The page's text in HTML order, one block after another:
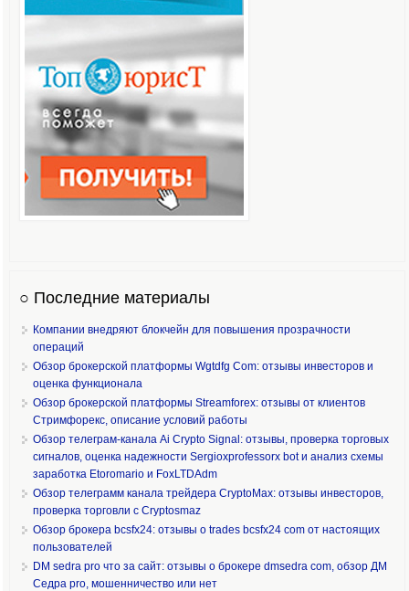
○ Последние материалы
Компании внедряют блокчейн для повышения прозрачности
операций
Обзор брокерской платформы Wgtdfg Com: отзывы инвесторов и
оценка функционала
Обзор брокерской платформы Streamforex: отзывы от клиентов
Стримфорекс, описание условий работы
Обзор телеграм-канала Ai Crypto Signal: отзывы, проверка торговых
сигналов, оценка надежности Sergioxprofessorx bot и анализ схемы
заработка Etoromario и FoxLTDAdm
Обзор телеграмм канала трейдера CryptoMax: отзывы инвесторов,
проверка торговли с Cryptosmaz
Обзор брокера bcsfx24: отзывы о trades bcsfx24 com от настоящих
пользователей
DM sedra pro что за сайт: отзывы о брокере dmsedra com, обзор ДМ
Седра pro, мошенничество или нет